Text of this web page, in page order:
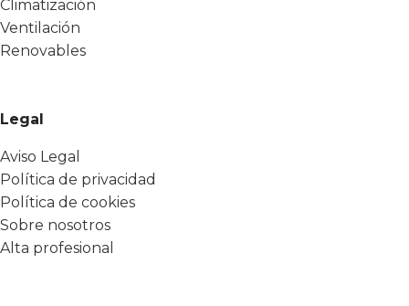
Climatización
Ventilación
Renovables
Legal
Aviso Legal
Política de privacidad
Política de cookies
Sobre nosotros
Alta profesional